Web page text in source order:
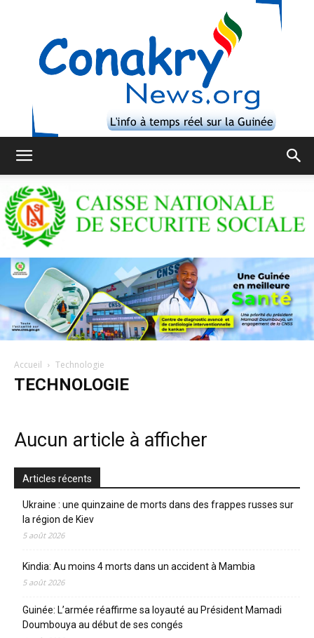
Accueil Technologie
TECHNOLOGIE
Aucun article à afficher
Articles récents
Ukraine : une quinzaine de morts dans des frappes russes sur
la région de Kiev
5 août 2026
Kindia: Au moins 4 morts dans un accident à Mambia
5 août 2026
Guinée: L’armée réaffirme sa loyauté au Président Mamadi
Doumbouya au début de ses congés